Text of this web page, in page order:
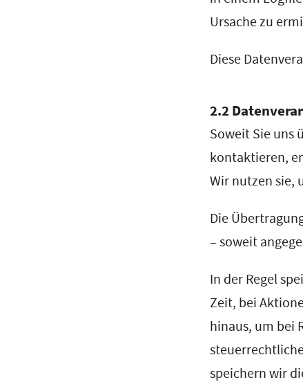
Ursache zu
Diese
2.2
Soweit Sie uns
kontaktieren,
Wir nutzen sie,
Die
– soweit
In der Regel
Zeit, bei
hinaus, um bei
speichern wir